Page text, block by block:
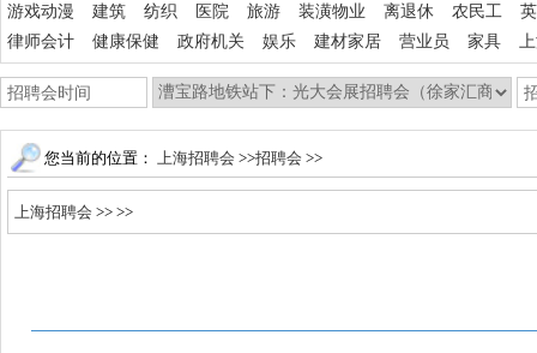
游戏动漫
建筑 纺织 医院 旅游 装潢物业 离退休 农民工
律师会计
健康保健 政府机关 娱乐 建材家居 营业员 家具
您当前的位置： 上海招聘会 >>招聘会 >>
上海招聘会 >> >>